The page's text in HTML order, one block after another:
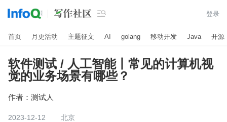
 登录
首页 月更活动 主题征文 AI golang 移动开发 Java 开源
软件测试 / 人工智能丨常见的计算机视
觉的业务场景有哪些？
作者： 测试人
2023-12-12
北京